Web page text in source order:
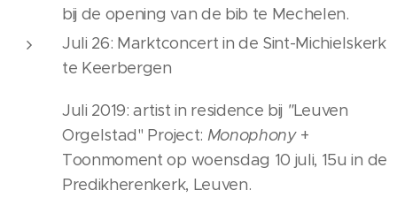
bij de opening van de bib te Mechelen.
Juli 26: Marktconcert in de Sint-Michielskerk
te Keerbergen
Juli 2019: artist in residence bij "Leuven
Orgelstad" Project: Monophony +
Toonmoment op woensdag 10 juli, 15u in de
Predikherenkerk, Leuven.